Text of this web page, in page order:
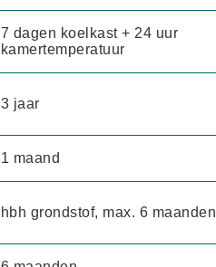
7 dagen koelkast + 24 uur
kamertemperatuur
3 jaar
1 maand
hbh grondstof, max. 6 maanden